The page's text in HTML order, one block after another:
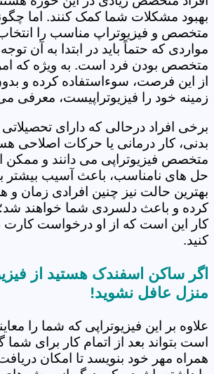
بهبود مشکلات شما کمک کنند. اما
متخصص و فیزیوتراپ مناسب را
مواردی که حتماً باید در ابتدا به آن
متخصص بودن فرد است. به ویژه که
از این فرصت، سوءاستفاده کرده و
زمینه خود را فیزیوتراپیست، معرفی
برخی افراد درحالی که دارای
بدنی، کار درمانی یا حرکات اصلاحی
متخصص فیزیوتراپی می دانند و ممکن
حل های نامناسب، باعث آسیب بیشتر
بهترین حالت نیز چنین افرادی زمان و
کرده و باعث دلسردی شما خواهند شد؛
کار این است که از او درخواست
کنید.
اگر ساکن اسفندک هستید از
منزل عافل نشوید!
علاوه بر این فیزیوتراپی که شما را
است بتواند بعد از اتمام کار برای شما
همراه مهر خود بنویسد تا امکان